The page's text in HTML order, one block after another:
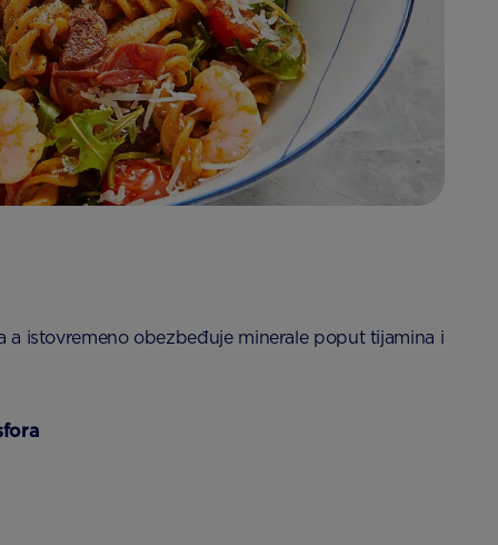
istovremeno obezbeđuje minerale poput tijamina i